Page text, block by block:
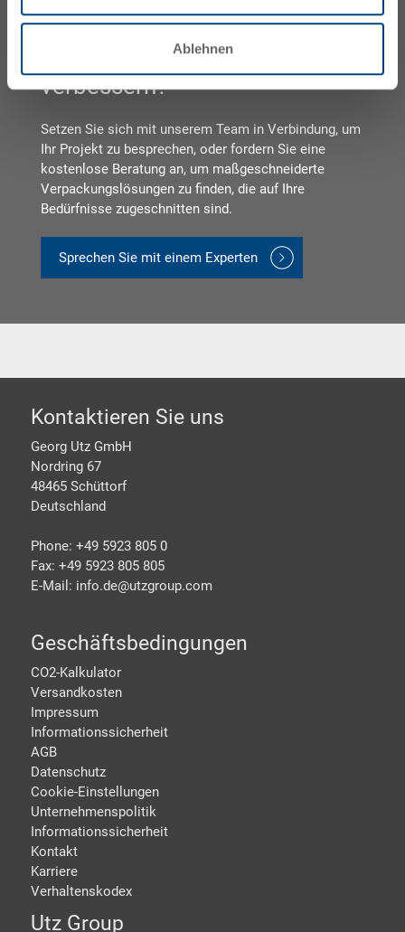
Ablehnen
Sind Sie bereit, Ihre Lager- und
Logistikeffizienz zu
verbessern?
Setzen Sie sich mit unserem Team in Verbindung, um
Ihr Projekt zu besprechen, oder fordern Sie eine
kostenlose Beratung an, um maßgeschneiderte
Verpackungslösungen zu finden, die auf Ihre
Bedürfnisse zugeschnitten sind.
Sprechen Sie mit einem Experten
Footer
Kontaktieren Sie uns
Georg Utz GmbH
Nordring 67
48465 Schüttorf
Deutschland
Phone: +49 5923 805 0
Fax: +49 5923 805 805
E-Mail: info.de@utzgroup.com
Geschäftsbedingungen
CO2-Kalkulator
Versandkosten
Impressum
Informationssicherheit
AGB
Datenschutz
Cookie-Einstellungen
Unternehmenspolitik
Informationssicherheit
Kontakt
Karriere
Verhaltenskodex
Utz Group